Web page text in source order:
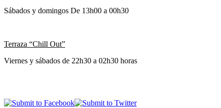
Sábados y domingos De 13h00 a 00h30
Terraza “Chill Out”
Viernes y sábados de 22h30 a 02h30 horas